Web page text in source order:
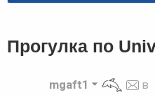
Прогулка по
mgaft1
в